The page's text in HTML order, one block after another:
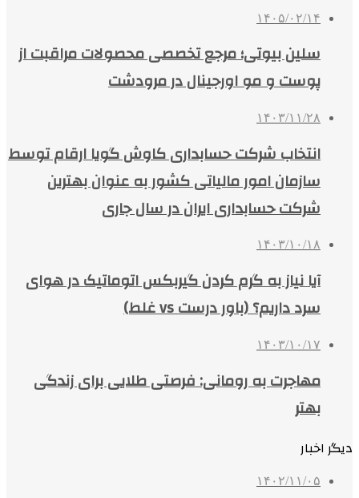
۱۴۰۵/۰۲/۱۴
سلین بیوتی؛ مرجع تخصصی محصولات مراقبت از
پوست و مو اورجینال در مرودشت
۱۴۰۳/۱۱/۲۸
انتخاب شرکت حسابداری کاوش گویا ارقام توسط
سازمان امور مالیاتی کشور به عنوان بهترین
شرکت حسابداری ایران در سال جاری
۱۴۰۳/۱۰/۱۸
آیا نیاز به گرم کردن گیربکس اتوماتیک در هوای
سرد داریم؟ (باور درست vs غلط)
۱۴۰۳/۱۰/۱۷
مهاجرت به رومانی: فرصتی طلایی برای زندگی
بهتر
دیگر اخبار
۱۴۰۲/۱۱/۰۵